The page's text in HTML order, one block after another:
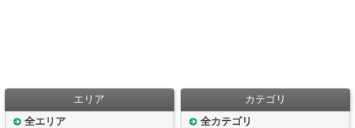
エリア
全エリア
カテゴリ
全カテゴリ